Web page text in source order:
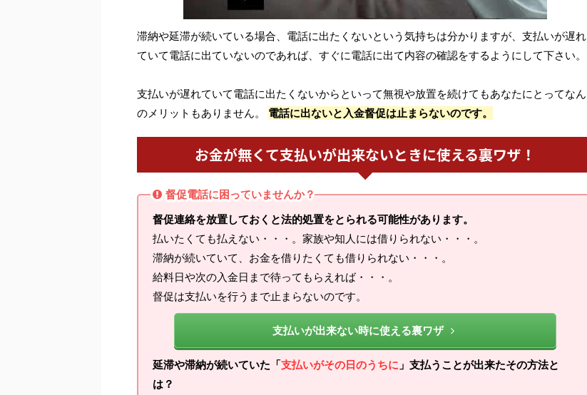
滞納や延滞が続いている場合、電話に出たくないという気持ちは分かりますが、支払いが遅れ
ていて電話に出ていないのであれば、すぐに電話に出て内容の確認をするようにして下さい。
支払いが遅れていて電話に出たくないからといって無視や放置を続けてもあなたにとってなん
のメリットもありません。 電話に出ないと入金督促は止まらないのです。
お金が無くて支払いが出来ないときに使える裏ワザ！
督促電話に困っていませんか？
督促連絡を放置しておくと法的処置をとられる可能性があります。
払いたくても払えない・・・。家族や知人には借りられない・・・。
滞納が続いていて、お金を借りたくても借りられない・・・。
給料日や次の入金日まで待ってもらえれば・・・。
督促は支払いを行うまで止まらないのです。
支払いが出来ない時に使える裏ワザ
延滞や滞納が続いていた「支払いがその日のうちに 」支払うことが出来たその方法と
は？